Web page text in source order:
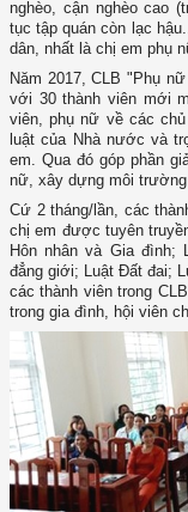
nghèo, cận nghèo cao
tục tập quán còn lạc
dân, nhất là chị em phụ
Năm 2017, CLB "Phụ
với 30 thành viên mới
viên, phụ nữ về các
luật của Nhà nước và
em. Qua đó góp phần
nữ, xây dựng môi trường
Cứ 2 tháng/lần, các
chị em được tuyên
Hôn nhân và Gia đình;
đẳng giới; Luật Đất đai;
các thành viên trong
trong gia đình, hội viên